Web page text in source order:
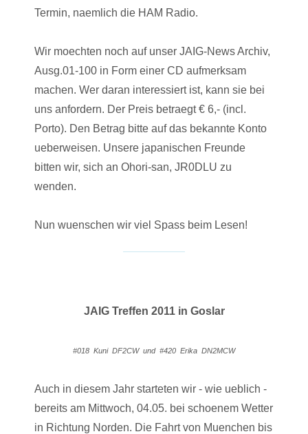
Termin, naemlich die HAM Radio.
Wir moechten noch auf unser JAIG-News Archiv,
Ausg.01-100 in Form einer CD aufmerksam
machen. Wer daran interessiert ist, kann sie bei
uns anfordern. Der Preis betraegt € 6,- (incl.
Porto). Den Betrag bitte auf das bekannte Konto
ueberweisen. Unsere japanischen Freunde
bitten wir, sich an Ohori-san, JR0DLU zu
wenden.
Nun wuenschen wir viel Spass beim Lesen!
JAIG Treffen 2011 in Goslar
#018 Kuni DF2CW und #420 Erika DN2MCW
Auch in diesem Jahr starteten wir - wie ueblich -
bereits am Mittwoch, 04.05. bei schoenem Wetter
in Richtung Norden. Die Fahrt von Muenchen bis